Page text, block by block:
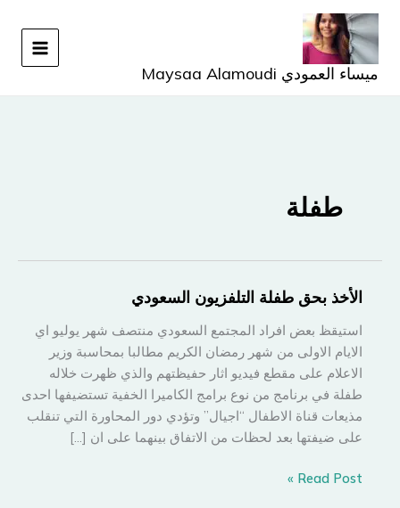
تخطي
المحتوى
ميساء العمودي Maysaa Alamoudi
طفلة
الأخذ بحق طفلة التلفزيون السعودي
استيقظ بعض افراد المجتمع السعودي منتصف شهر يوليو اي
الايام الاولى من شهر رمضان الكريم مطالبا بمحاسبة وزير
الاعلام على مقطع فيديو اثار حفيظتهم والذي ظهرت خلاله
طفلة في برنامج من نوع برامج الكاميرا الخفية تستضيفها احدى
مذيعات قناة الاطفال “اجيال” وتؤدي دور المحاورة التي تنقلب
على ضيفتها بعد لحظات من الاتفاق بينهما على ان […]
الأخذ
Read Post »